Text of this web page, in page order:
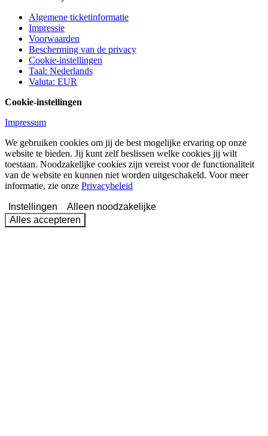
Algemene ticketinformatie
Impressie
Voorwaarden
Bescherming van de privacy
Cookie-instellingen
Taal: Nederlands
Valuta: EUR
Cookie-instellingen
Impressum
We gebruiken cookies om jij de best mogelijke ervaring op onze
website te bieden. Jij kunt zelf beslissen welke cookies jij wilt
toestaan. Noodzakelijke cookies zijn vereist voor de functionaliteit
van de website en kunnen niet worden uitgeschakeld. Voor meer
informatie, zie onze Privacybeleid
Instellingen
Alleen noodzakelijke
Alles accepteren